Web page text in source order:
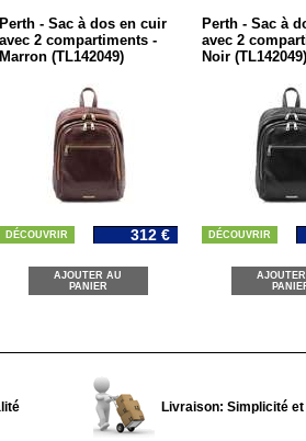
Perth - Sac à dos en cuir
avec 2 compartiments -
Marron (TL142049)
DÉCOUVRIR 312 €
AJOUTER AU
PANIER
Perth - Sac à
avec 2
Noir (TL142049)
DÉCOUVRIR
Livraison: Simplicité